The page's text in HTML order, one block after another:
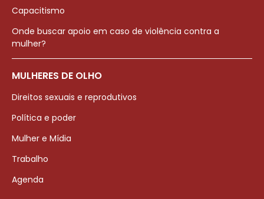
Capacitismo
Onde buscar apoio em caso de violência contra a
mulher?
MULHERES DE OLHO
Direitos sexuais e reprodutivos
Política e poder
Mulher e Mídia
Trabalho
Agenda